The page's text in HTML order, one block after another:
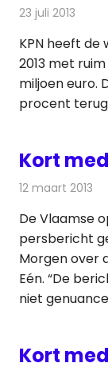
23 juli 2013
KPN heeft
2013 met
miljoen euro.
procent
Kort
12 maart 2013
De Vlaamse
persbericht
Morgen over
Eén. “De
niet
Kort